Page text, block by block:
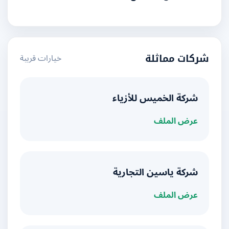
شركات مماثلة خيارات قريبة
شركة الخميس للأزياء
عرض الملف
شركة ياسين التجارية
عرض الملف